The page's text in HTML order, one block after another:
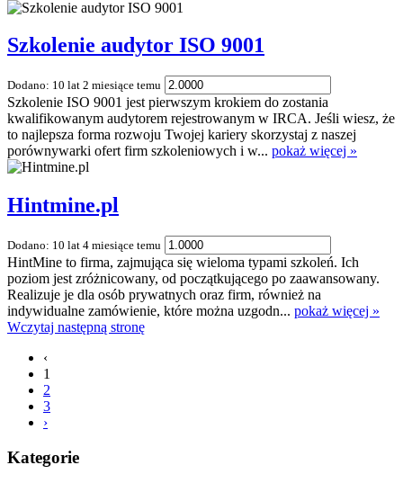
Szkolenie audytor ISO 9001
Dodano: 10 lat 2 miesiące temu
Szkolenie ISO 9001 jest pierwszym krokiem do zostania
kwalifikowanym audytorem rejestrowanym w IRCA. Jeśli wiesz, że
to najlepsza forma rozwoju Twojej kariery skorzystaj z naszej
porównywarki ofert firm szkoleniowych i w... pokaż więcej »
Hintmine.pl
Dodano: 10 lat 4 miesiące temu
HintMine to firma, zajmująca się wieloma typami szkoleń. Ich
poziom jest zróżnicowany, od początkującego po zaawansowany.
Realizuje je dla osób prywatnych oraz firm, również na
indywidualne zamówienie, które można uzgodn... pokaż więcej »
Wczytaj następną stronę
‹
1
2
3
›
Kategorie